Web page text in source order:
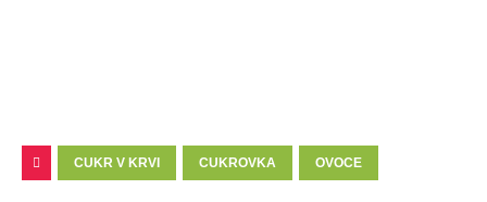
CUKR V KRVI CUKROVKA OVOCE